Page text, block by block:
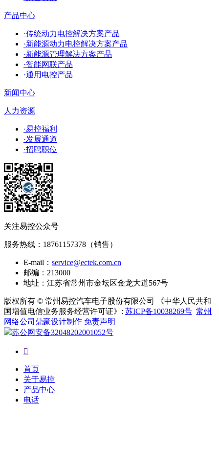
产品中心
·传统动力电控解决方案产品
·新能源动力电控解决方案产品
·新能源管理解决方案产品
·智能网联产品
·通用电控产品
新闻中心
人力资源
·易控福利
·发展通道
·招聘职位
关注易控公众号
服务热线： 18761157378（销售）
E-mail： service@ectek.com.cn
邮编：213000
地址：江苏省常州市金坛区金龙大道567号
版权所有 © 常州易控汽车电子股份有限公司 《中华人民共和
国增值电信业务服务经营许可证》: 苏ICP备10038269号 常州
网络公司鼎豪设计制作 免责声明
苏公网安备32048202001052号

首页
关于易控
产品中心
电话